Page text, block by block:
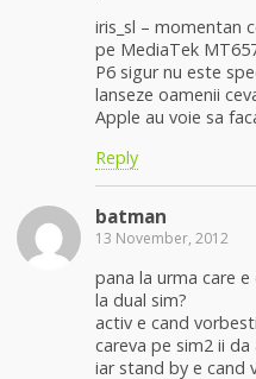
iris_sl – momentan
pe MediaTek
P6 sigur nu este
lanseze oamenii
Apple au voie sa
Reply
batman
13 November, 2012
pana la urma care
la dual sim?
activ e cand
careva pe sim2 ii
iar stand by e cand